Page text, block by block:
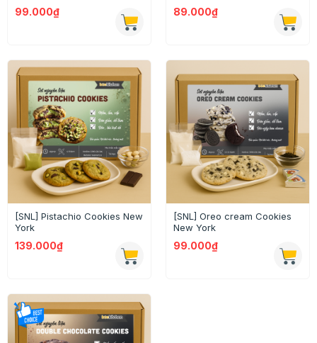
99.000₫ 89.000₫
[SNL] Pistachio Cookies New
York
139.000₫
[SNL] Oreo cream Cookies
New York
99.000₫